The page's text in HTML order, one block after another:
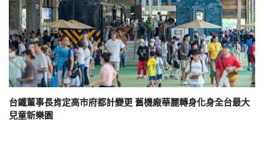
台鐵董事長肯定高市府都計變更 舊機廠華麗轉身化身全台最大
兒童新樂園